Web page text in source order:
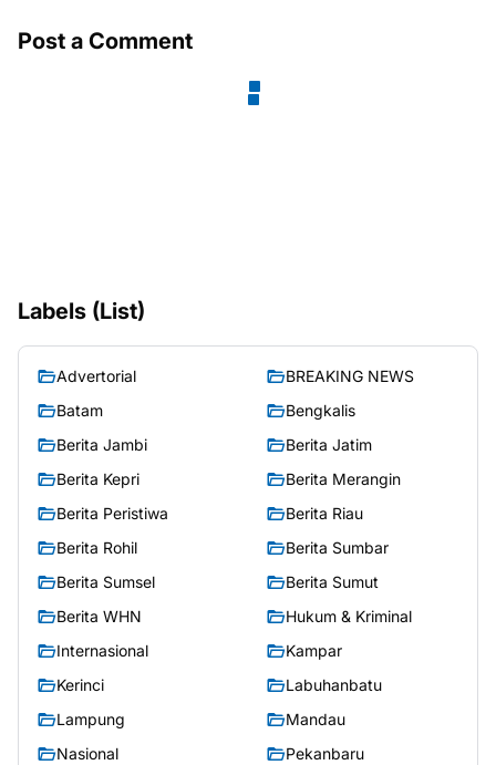
Post a Comment
Labels (List)
Advertorial
BREAKING NEWS
Batam
Bengkalis
Berita Jambi
Berita Jatim
Berita Kepri
Berita Merangin
Berita Peristiwa
Berita Riau
Berita Rohil
Berita Sumbar
Berita Sumsel
Berita Sumut
Berita WHN
Hukum & Kriminal
Internasional
Kampar
Kerinci
Labuhanbatu
Lampung
Mandau
Nasional
Pekanbaru